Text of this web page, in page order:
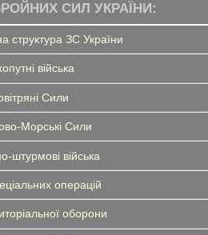
СИЛ УКРАЇНИ:
структура ЗС України
війська
Сили
Морські Сили
штурмові війська
операцій
оборони